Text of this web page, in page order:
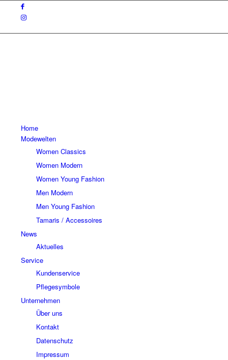
Home
Modewelten
Women Classics
Women Modern
Women Young Fashion
Men Modern
Men Young Fashion
Tamaris / Accessoires
News
Aktuelles
Service
Kundenservice
Pflegesymbole
Unternehmen
Über uns
Kontakt
Datenschutz
Impressum